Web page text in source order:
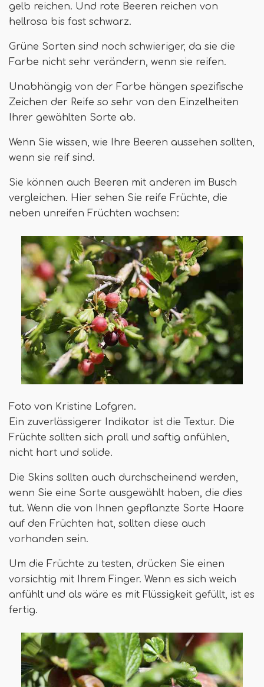
gelb reichen. Und rote Beeren reichen von
hellrosa bis fast schwarz.
Grüne Sorten sind noch schwieriger, da sie die
Farbe nicht sehr verändern, wenn sie reifen.
Unabhängig von der Farbe hängen spezifische
Zeichen der Reife so sehr von den Einzelheiten
Ihrer gewählten Sorte ab.
Wenn Sie wissen, wie Ihre Beeren aussehen sollten,
wenn sie reif sind.
Sie können auch Beeren mit anderen im Busch
vergleichen. Hier sehen Sie reife Früchte, die
neben unreifen Früchten wachsen:
Foto von Kristine Lofgren.
Ein zuverlässigerer Indikator ist die Textur. Die
Früchte sollten sich prall und saftig anfühlen,
nicht hart und solide.
Die Skins sollten auch durchscheinend werden,
wenn Sie eine Sorte ausgewählt haben, die dies
tut. Wenn die von Ihnen gepflanzte Sorte Haare
auf den Früchten hat, sollten diese auch
vorhanden sein.
Um die Früchte zu testen, drücken Sie einen
vorsichtig mit Ihrem Finger. Wenn es sich weich
anfühlt und als wäre es mit Flüssigkeit gefüllt, ist es
fertig.